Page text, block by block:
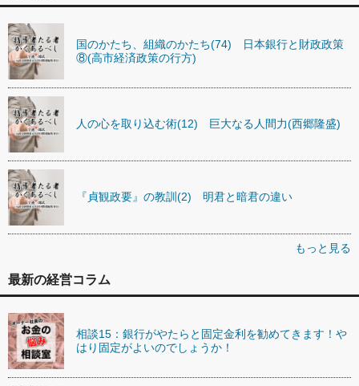
国のかたち、組織のかたち(74) 日本銀行と財政政策
⑧(高市経済政策の行方)
人の心を取り込む術(12) 巨大なる人間力(西郷隆盛)
『貞観政要』の教訓(2) 明君と暗君の違い
もっと見る
最新の経営コラム
相談15：銀行がやたらと固定金利を勧めてきます！や
はり固定がよいのでしょうか！